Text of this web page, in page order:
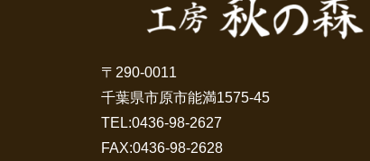
〒290-0011
千葉県市原市能満1575-45
TEL:0436-98-2627
FAX:0436-98-2628